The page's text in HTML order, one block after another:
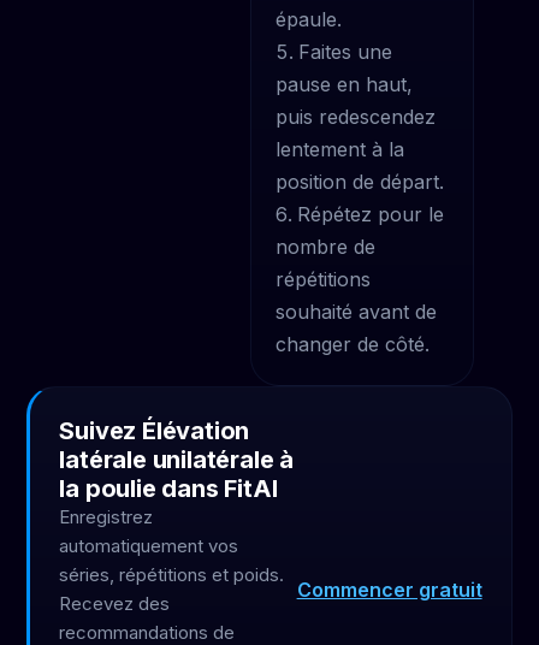
épaule.
Faites une
pause en haut,
puis redescendez
lentement à la
position de départ.
Répétez pour le
nombre de
répétitions
souhaité avant de
changer de côté.
Suivez Élévation
latérale unilatérale à
la poulie dans FitAI
Enregistrez
automatiquement vos
séries, répétitions et poids.
Recevez des
recommandations de
Commencer gratuit